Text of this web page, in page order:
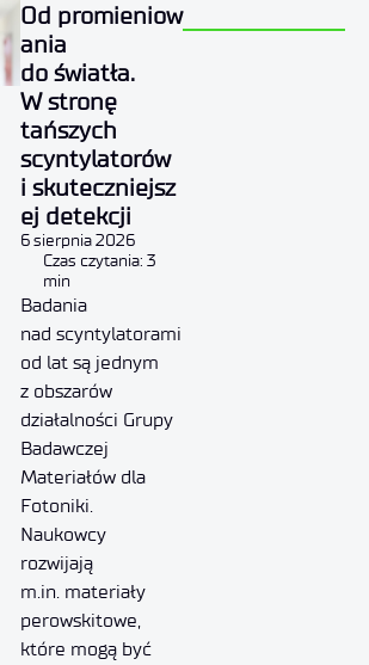
Od promieniow
ania
do światła.
W stronę
tańszych
scyntylatorów
i skuteczniejsz
ej detekcji
6 sierpnia 2026
Czas czytania: 3
min
Badania
nad scyntylatorami
od lat są jednym
z obszarów
działalności Grupy
Badawczej
Materiałów dla
Fotoniki.
Naukowcy
rozwijają
m.in. materiały
perowskitowe,
które mogą być